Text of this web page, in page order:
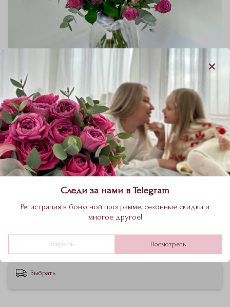
Цветочная подписка тариф «L»
51 600 ₽
В корзину
4 букета по 7990₽ с доставкой.
Выбрать
Следи за нами в Telegram
Регистрация в бонусной программе, сезонные скидки и
многое другое!
Закрыть Посмотреть